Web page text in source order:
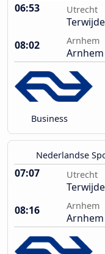
06:53 Utrecht
08:02
Arnhem
Business
Nederlandse
07:07 Utrecht
08:16
Arnhem